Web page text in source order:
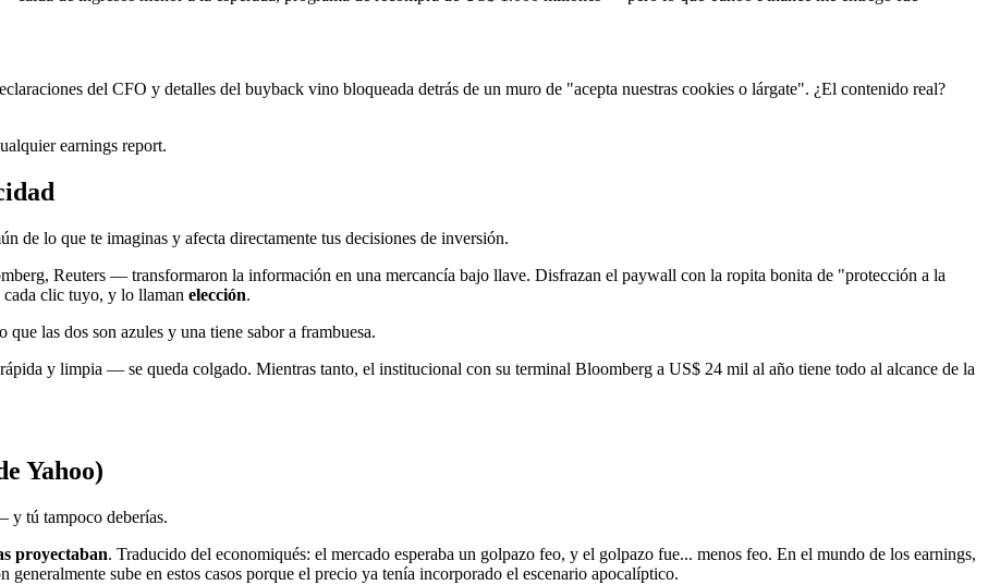
del CFO y detalles del buyback vino bloqueada detrás de un muro de "acepta nuestras cookies o lárgate". ¿El contenido real?
earnings report.
de lo que te imaginas y afecta directamente tus decisiones de inversión.
Reuters — transformaron la información en una mercancía bajo llave. Disfrazan el paywall con la ropita bonita de "protección a la
clic tuyo, y lo llaman elección.
las dos son azules y una tiene sabor a frambuesa.
y limpia — se queda colgado. Mientras tanto, el institucional con su terminal Bloomberg a US$ 24 mil al año tiene todo al alcance de la
Yahoo)
y tú tampoco deberías.
proyectaban. Traducido del economiqués: el mercado esperaba un golpazo feo, y el golpazo fue... menos feo. En el mundo de los earnings,
sube en estos casos porque el precio ya tenía incorporado el escenario apocalíptico.